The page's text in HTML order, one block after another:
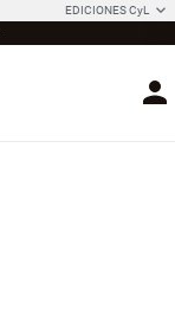
EDICIONES CyL